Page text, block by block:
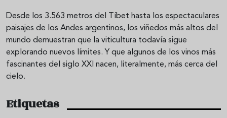
Desde los 3.563 metros del Tíbet hasta los espectaculares
paisajes de los Andes argentinos, los viñedos más altos del
mundo demuestran que la viticultura todavía sigue
explorando nuevos límites. Y que algunos de los vinos más
fascinantes del siglo XXI nacen, literalmente, más cerca del
cielo.
Etiquetas